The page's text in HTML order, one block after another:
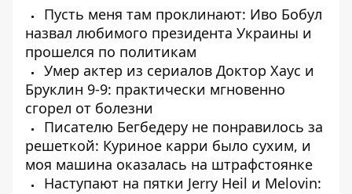
Пусть меня там проклинают: Иво Бобул
назвал любимого президента Украины и
прошелся по политикам
Умер актер из сериалов Доктор Хаус и
Бруклин 9-9: практически мгновенно
сгорел от болезни
Писателю Бегбедеру не понравилось за
решеткой: Куриное карри было сухим, и
моя машина оказалась на штрафстоянке
Наступают на пятки Jerry Heil и Melovin: